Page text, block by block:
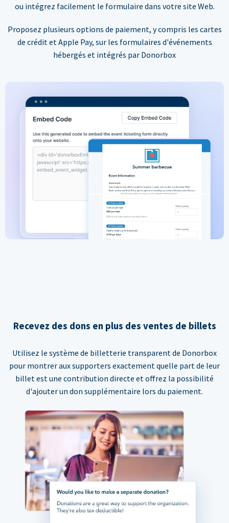
ou intégrez facilement le formulaire dans votre site Web.
Proposez plusieurs options de paiement, y compris les cartes
de crédit et Apple Pay, sur les formulaires d'événements
hébergés et intégrés par Donorbox
Recevez des dons en plus des ventes de billets
Utilisez le système de billetterie transparent de Donorbox
pour montrer aux supporters exactement quelle part de leur
billet est une contribution directe et offrez la possibilité
d'ajouter un don supplémentaire lors du paiement.